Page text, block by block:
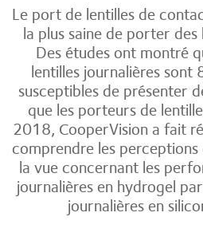
Le port de lentilles de
la plus saine de porter
Des études ont montré
lentilles journalières
susceptibles de présenter
que les porteurs de
2018, CooperVision a fait
comprendre les
la vue concernant les
journalières en hydrogel
journalières en